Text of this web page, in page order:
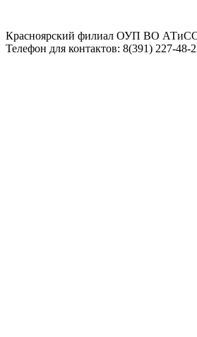
Красноярский филиал ОУП ВО
Телефон для контактов: 8(391) 227-48-